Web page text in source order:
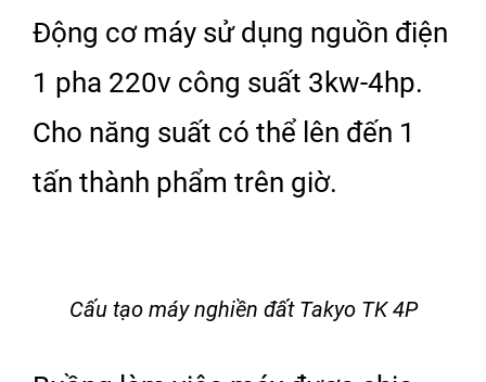
Động cơ máy sử dụng nguồn điện
1 pha 220v công suất 3kw-4hp.
Cho năng suất có thể lên đến 1
tấn thành phẩm trên giờ.
Cấu tạo máy nghiền đất Takyo TK 4P